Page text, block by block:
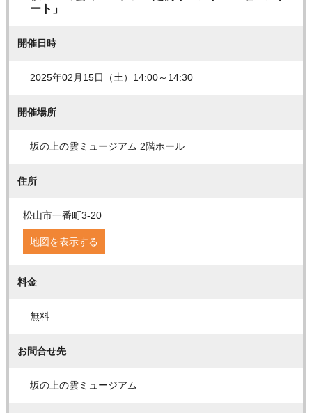
ート」
開催日時
2025年02月15日（土）14:00～14:30
開催場所
坂の上の雲ミュージアム 2階ホール
住所
松山市一番町3-20
地図を表示する
料金
無料
お問合せ先
坂の上の雲ミュージアム